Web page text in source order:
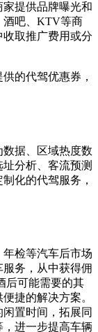
提供品牌曝光和
酒吧、KTV等商
取推广费用或分
的代驾优惠券，
据、区域热度数
分析、客流预测
化的代驾服务，
检等汽车后市场
务，从中获得佣
后可能需要的其
捷的解决方案。
置时间，拓展同
进一步提高车辆